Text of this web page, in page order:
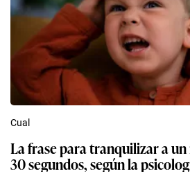
Cual
La frase para tranquilizar a
30 segundos, según la